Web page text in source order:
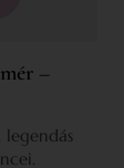
–
legendás